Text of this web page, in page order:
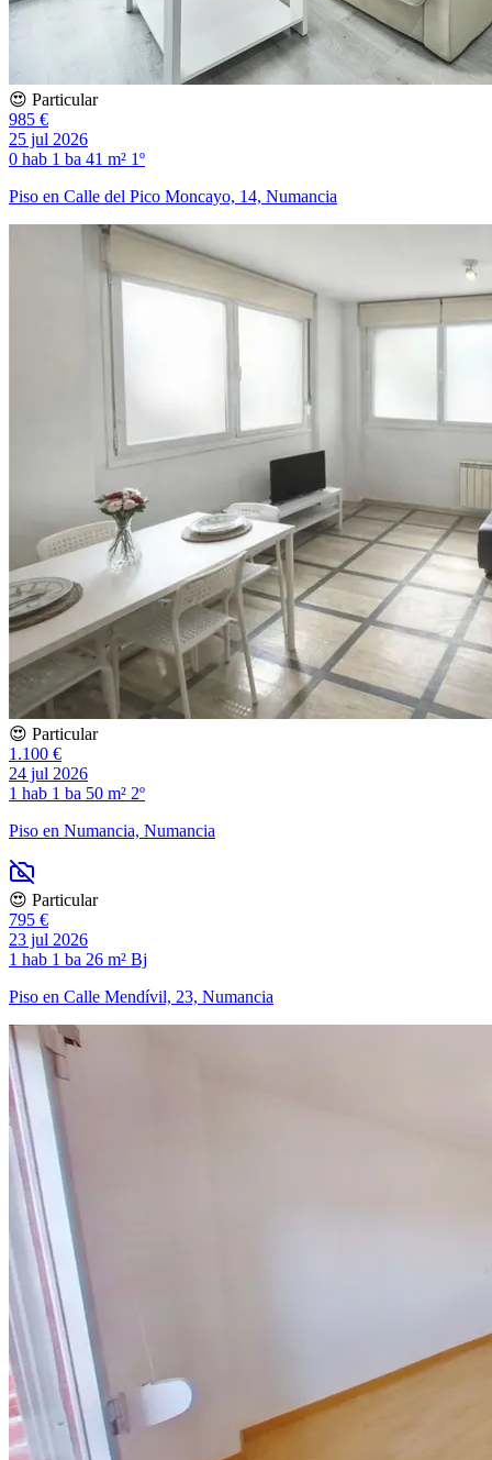
😍 Particular
985 €
25 jul 2026
0 hab 1 ba 41 m² 1º
Piso en Calle del Pico Moncayo, 14, Numancia
😍 Particular
1.100 €
24 jul 2026
1 hab 1 ba 50 m² 2º
Piso en Numancia, Numancia
😍 Particular
795 €
23 jul 2026
1 hab 1 ba 26 m² Bj
Piso en Calle Mendívil, 23, Numancia